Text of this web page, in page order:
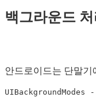
백그라운드 처
안드로이드는 단말기
UIBackgroundModes